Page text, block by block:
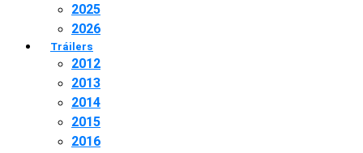
2025
2026
Tráilers
2012
2013
2014
2015
2016